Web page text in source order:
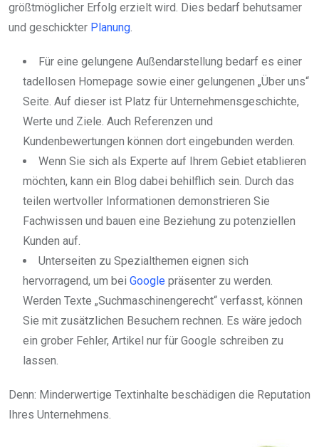
größtmöglicher Erfolg erzielt wird. Dies bedarf behutsamer
und geschickter Planung.
Für eine gelungene Außendarstellung bedarf es einer
tadellosen Homepage sowie einer gelungenen „Über uns“
Seite. Auf dieser ist Platz für Unternehmensgeschichte,
Werte und Ziele. Auch Referenzen und
Kundenbewertungen können dort eingebunden werden.
Wenn Sie sich als Experte auf Ihrem Gebiet etablieren
möchten, kann ein Blog dabei behilflich sein. Durch das
teilen wertvoller Informationen demonstrieren Sie
Fachwissen und bauen eine Beziehung zu potenziellen
Kunden auf.
Unterseiten zu Spezialthemen eignen sich
hervorragend, um bei Google präsenter zu werden.
Werden Texte „Suchmaschinengerecht“ verfasst, können
Sie mit zusätzlichen Besuchern rechnen. Es wäre jedoch
ein grober Fehler, Artikel nur für Google schreiben zu
lassen.
Denn: Minderwertige Textinhalte beschädigen die Reputation
Ihres Unternehmens.